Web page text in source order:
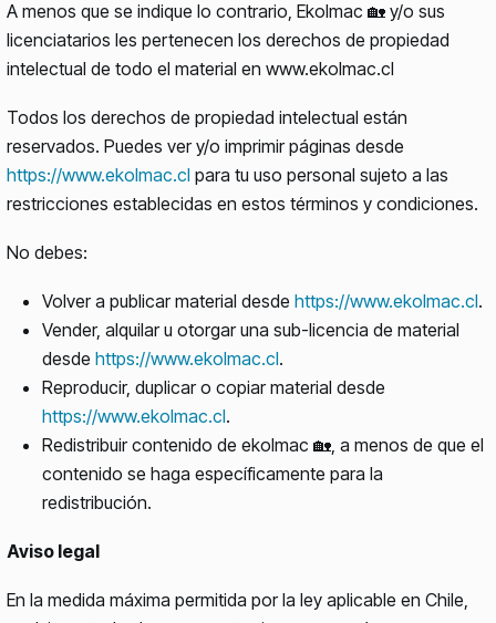
A menos que se indique lo contrario, Ekolmac 🏡 y/o sus
licenciatarios les pertenecen los derechos de propiedad
intelectual de todo el material en www.ekolmac.cl
Todos los derechos de propiedad intelectual están
reservados. Puedes ver y/o imprimir páginas desde
https://www.ekolmac.cl para tu uso personal sujeto a las
restricciones establecidas en estos términos y condiciones.
No debes:
Volver a publicar material desde https://www.ekolmac.cl.
Vender, alquilar u otorgar una sub-licencia de material
desde https://www.ekolmac.cl.
Reproducir, duplicar o copiar material desde
https://www.ekolmac.cl.
Redistribuir contenido de ekolmac 🏡, a menos de que el
contenido se haga específicamente para la
redistribución.
Aviso legal
En la medida máxima permitida por la ley aplicable en Chile,